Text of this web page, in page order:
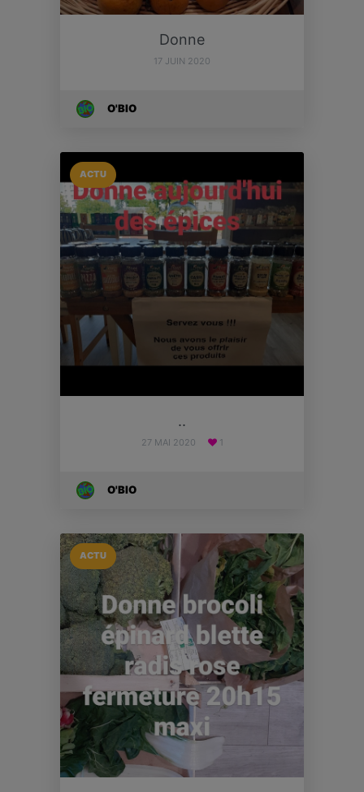
Donne
17 JUIN 2020
O'BIO
ACTU
..
27 MAI 2020 1
O'BIO
ACTU